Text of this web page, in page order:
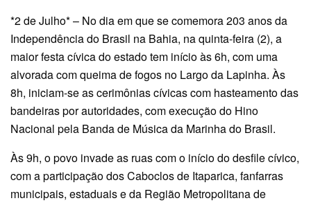
*2 de Julho* – No dia em que se comemora 203 anos da
Independência do Brasil na Bahia, na quinta-feira (2), a
maior festa cívica do estado tem início às 6h, com uma
alvorada com queima de fogos no Largo da Lapinha. Às
8h, iniciam-se as cerimônias cívicas com hasteamento das
bandeiras por autoridades, com execução do Hino
Nacional pela Banda de Música da Marinha do Brasil.
Às 9h, o povo invade as ruas com o início do desfile cívico,
com a participação dos Caboclos de Itaparica, fanfarras
municipais, estaduais e da Região Metropolitana de